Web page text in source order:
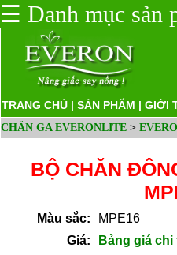
☰ Danh mục sản
TRANG CHỦ | SẢN PHẨM | GIỚI
CHĂN GA EVERONLITE >
BỘ CHĂN
Màu sắc:
MPE16
Giá:
Bảng giá chi